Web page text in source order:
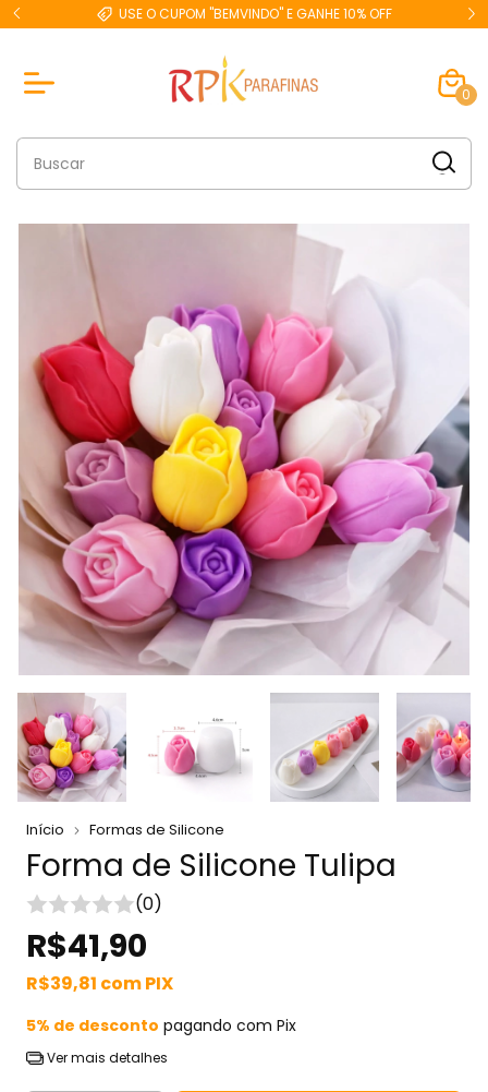
USE O CUPOM "BEMVINDO" E GANHE 10% OFF
0
Início Formas de Silicone
Forma de Silicone Tulipa
(0)
R$41,90
R$39,81 comPIX
5% de desconto pagando com Pix
Ver mais detalhes